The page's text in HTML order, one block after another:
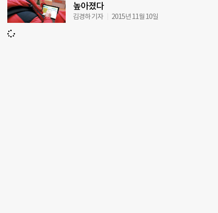
높아졌다
김경하 기자 2015년 11월 10일